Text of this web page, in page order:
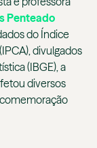
Penteado
do Índice
divulgados
(IBGE), a
diversos